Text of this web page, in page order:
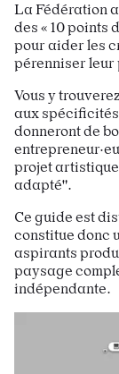
La Fédération
des « 10 points
pour aider les
pérenniser leur
Vous y
aux
donneront de
projet
adapté".
Ce guide est
constitue donc
aspirants
paysage
indépendante.